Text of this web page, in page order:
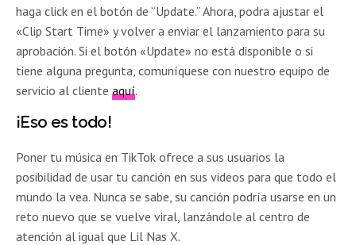
haga click en el botón de “Update.” Ahora, podra ajustar el
«Clip Start Time» y volver a enviar el lanzamiento para su
aprobación. Si el botón «Update» no está disponible o si
tiene alguna pregunta, comuníquese con nuestro equipo de
servicio al clienteaquí.
¡Eso es todo!
Poner tu música en TikTok ofrece a sus usuarios la
posibilidad de usar tu canción en sus videos para que todo el
mundo la vea. Nunca se sabe, su canción podría usarse en un
reto nuevo que se vuelve viral, lanzándole al centro de
atención al igual que Lil Nas X.